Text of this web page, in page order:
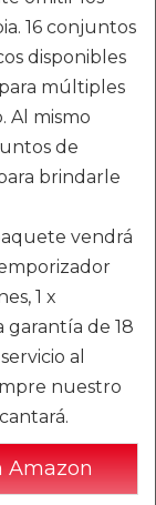
16 conjuntos
disponibles
múltiples
Al mismo
de
brindarle
vendrá
1 x
garantía de 18
al
nuestro
Amazon